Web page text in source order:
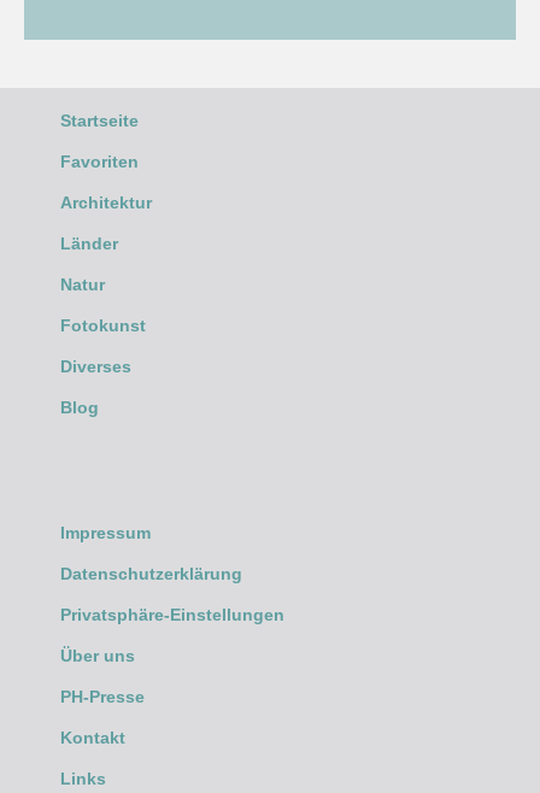
Startseite
Favoriten
Architektur
Länder
Natur
Fotokunst
Diverses
Blog
Impressum
Datenschutzerklärung
Privatsphäre-Einstellungen
Über uns
PH-Presse
Kontakt
Links